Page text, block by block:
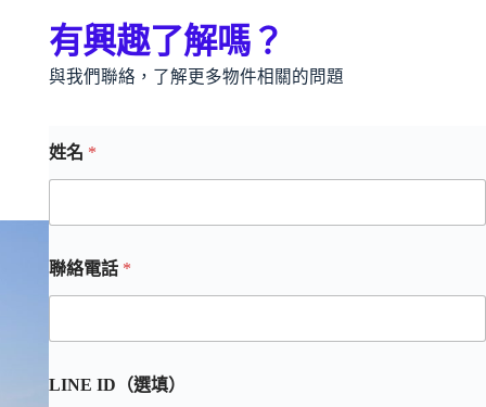
有興趣了解嗎？
與我們聯絡，了解更多物件相關的問題
姓名 *
聯絡電話 *
LINE ID（選填）